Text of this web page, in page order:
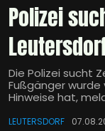
Polizei
Die Polizei sucht
Fußgänger
Hinweise hat,
LEUTERSDORF